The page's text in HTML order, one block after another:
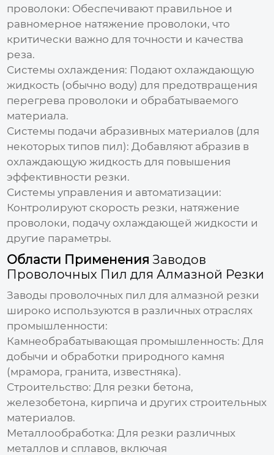
проволоки: Обеспечивают правильное и
равномерное натяжение проволоки, что
критически важно для точности и качества
реза.
Системы охлаждения: Подают охлаждающую
жидкость (обычно воду) для предотвращения
перегрева проволоки и обрабатываемого
материала.
Системы подачи абразивных материалов (для
некоторых типов пил): Добавляют абразив в
охлаждающую жидкость для повышения
эффективности резки.
Системы управления и автоматизации:
Контролируют скорость резки, натяжение
проволоки, подачу охлаждающей жидкости и
другие параметры.
Области Применения Заводов
Проволочных Пил для Алмазной Резки
Заводы проволочных пил для алмазной резки
широко используются в различных отраслях
промышленности:
Камнеобрабатывающая промышленность: Для
добычи и обработки природного камня
(мрамора, гранита, известняка).
Строительство: Для резки бетона,
железобетона, кирпича и других строительных
материалов.
Металлообработка: Для резки различных
металлов и сплавов, включая